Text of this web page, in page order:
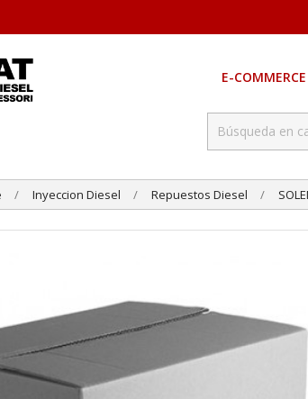
E-COMMERCE
Inyeccion Diesel Repuestos Diesel